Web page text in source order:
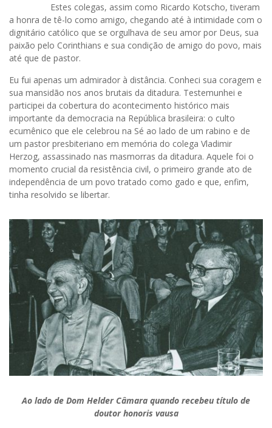
Estes colegas, assim como Ricardo Kotscho, tiveram
a honra de tê-lo como amigo, chegando até à intimidade com o
dignitário católico que se orgulhava de seu amor por Deus, sua
paixão pelo Corinthians e sua condição de amigo do povo, mais
até que de pastor.
Eu fui apenas um admirador à distância. Conheci sua coragem e
sua mansidão nos anos brutais da ditadura. Testemunhei e
participei da cobertura do acontecimento histórico mais
importante da democracia na República brasileira: o culto
ecumênico que ele celebrou na Sé ao lado de um rabino e de
um pastor presbiteriano em memória do colega Vladimir
Herzog, assassinado nas masmorras da ditadura. Aquele foi o
momento crucial da resistência civil, o primeiro grande ato de
independência de um povo tratado como gado e que, enfim,
tinha resolvido se libertar.
Ao lado de Dom Helder Câmara quando recebeu título de
doutor honoris vausa